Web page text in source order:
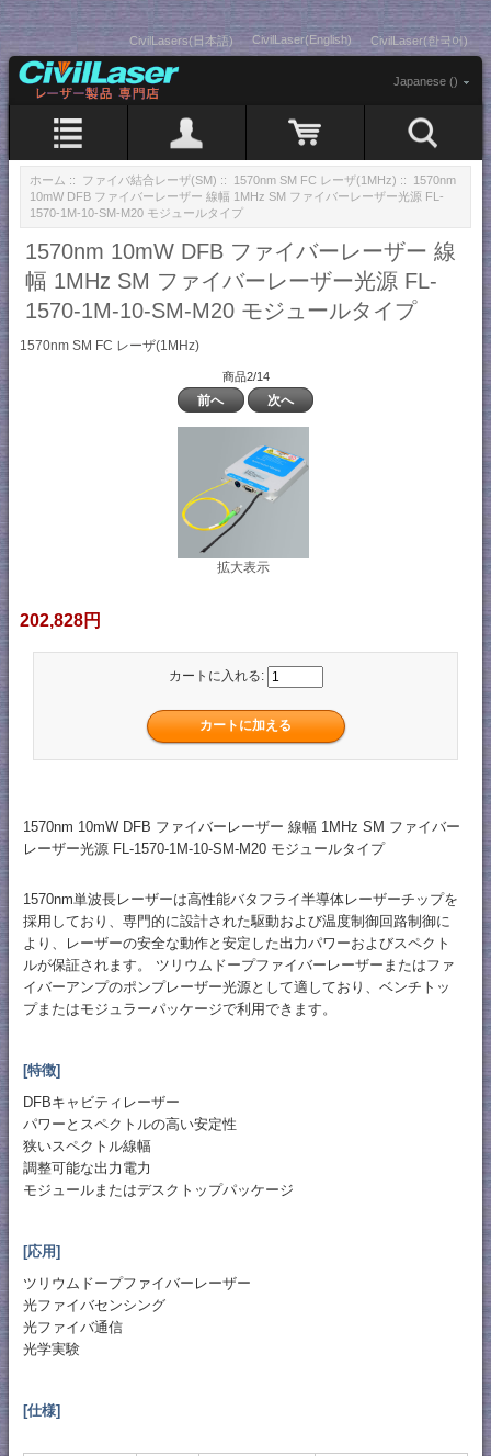
CivilLasers(日本語) CivilLaser(English) CivilLaser(한국어)
Japanese ()
ホーム :: ファイバ結合レーザ(SM) :: 1570nm SM FC レーザ(1MHz) :: 1570nm
10mW DFB ファイバーレーザー 線幅 1MHz SM ファイバーレーザー光源 FL-
1570-1M-10-SM-M20 モジュールタイプ
1570nm 10mW DFB ファイバーレーザー 線
幅 1MHz SM ファイバーレーザー光源 FL-
1570-1M-10-SM-M20 モジュールタイプ
1570nm SM FC レーザ(1MHz)
商品2/14
前へ 次へ
拡大表示
202,828円
カートに入れる:
1570nm 10mW DFB ファイバーレーザー 線幅 1MHz SM ファイバー
レーザー光源 FL-1570-1M-10-SM-M20 モジュールタイプ
1570nm単波長レーザーは高性能バタフライ半導体レーザーチップを
採用しており、専門的に設計された駆動および温度制御回路制御に
より、レーザーの安全な動作と安定した出力パワーおよびスペクト
ルが保証されます。 ツリウムドープファイバーレーザーまたはファ
イバーアンプのポンプレーザー光源として適しており、ベンチトッ
プまたはモジュラーパッケージで利用できます。
[特徴]
DFBキャビティレーザー
パワーとスペクトルの高い安定性
狭いスペクトル線幅
調整可能な出力電力
モジュールまたはデスクトップパッケージ
[応用]
ツリウムドープファイバーレーザー
光ファイバセンシング
光ファイバ通信
光学実験
[仕様]